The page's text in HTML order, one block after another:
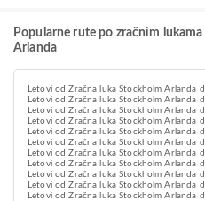
Popularne rute po zračnim
Arlanda
Letovi od Zračna luka Stockholm Arlanda
Letovi od Zračna luka Stockholm Arlanda
Letovi od Zračna luka Stockholm Arlanda
Letovi od Zračna luka Stockholm Arlanda
Letovi od Zračna luka Stockholm Arlanda
Letovi od Zračna luka Stockholm Arlanda
Letovi od Zračna luka Stockholm Arlanda
Letovi od Zračna luka Stockholm Arlanda
Letovi od Zračna luka Stockholm Arlanda
Letovi od Zračna luka Stockholm Arlanda
Letovi od Zračna luka Stockholm Arlanda